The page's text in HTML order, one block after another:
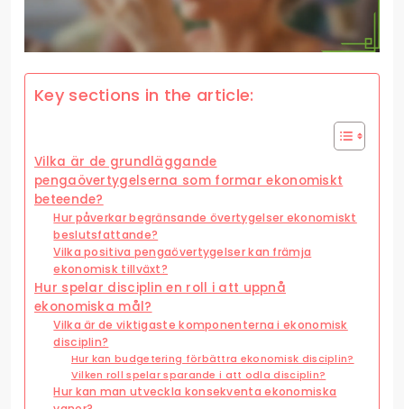
Key sections in the article:
Vilka är de grundläggande
pengaövertygelserna som formar ekonomiskt
beteende?
Hur påverkar begränsande övertygelser ekonomiskt
beslutsfattande?
Vilka positiva pengaövertygelser kan främja
ekonomisk tillväxt?
Hur spelar disciplin en roll i att uppnå
ekonomiska mål?
Vilka är de viktigaste komponenterna i ekonomisk
disciplin?
Hur kan budgetering förbättra ekonomisk disciplin?
Vilken roll spelar sparande i att odla disciplin?
Hur kan man utveckla konsekventa ekonomiska